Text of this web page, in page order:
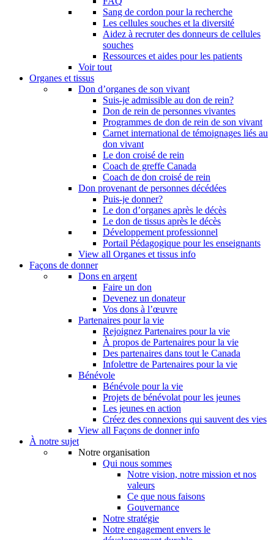
Sang de cordon pour la recherche
Les cellules souches et la diversité
Aidez à recruter des donneurs de cellules
souches
Ressources et aides pour les patients
Voir tout
Organes et tissus
Don d’organes de son vivant
Suis-je admissible au don de rein?
Don de rein de personnes vivantes
Programmes de don de rein de son vivant
Carnet international de témoignages liés au
don vivant
Le don croisé de rein
Coach de greffe Canada
Coach de don croisé de rein
Don provenant de personnes décédées
Puis-je donner?
Le don d’organes après le décès
Le don de tissus après le décès
Développement professionnel
Portail Pédagogique pour les enseignants
View all Organes et tissus info
Façons de donner
Dons en argent
Faire un don
Devenez un donateur
Vos dons à l’œuvre
Partenaires pour la vie
Rejoignez Partenaires pour la vie
À propos de Partenaires pour la vie
Des partenaires dans tout le Canada
Infolettre de Partenaires pour la vie
Bénévole
Bénévole pour la vie
Projets de bénévolat pour les jeunes
Les jeunes en action
Créez des connexions qui sauvent des vies
View all Façons de donner info
À notre sujet
Notre organisation
Qui nous sommes
Notre vision, notre mission et nos
valeurs
Ce que nous faisons
Gouvernance
Notre stratégie
Notre engagement envers le